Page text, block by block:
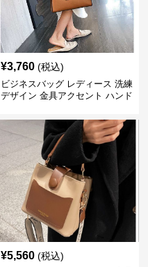
¥3,760 (税込)
ビジネスバッグ レディース 洗練
デザイン 金具アクセント ハンド
¥5,560 (税込)